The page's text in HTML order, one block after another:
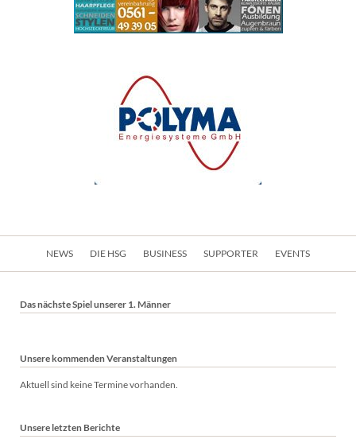
Navigation
NEWS DIE HSG BUSINESS SUPPORTER EVENTS
Das nächste Spiel unserer 1. Männer
Unsere kommenden Veranstaltungen
Aktuell sind keine Termine vorhanden.
Unsere letzten Berichte